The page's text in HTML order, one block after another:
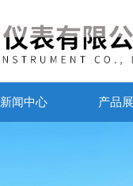
新闻中心 产品